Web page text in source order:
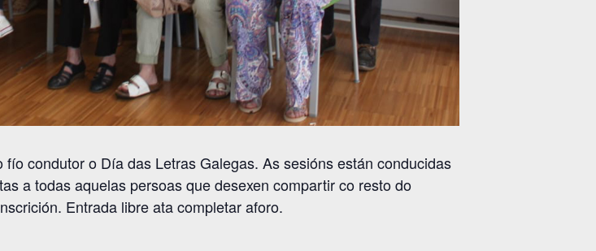
condutor o Día das Letras Galegas. As sesións están conducidas
a todas aquelas persoas que desexen compartir co resto do
Entrada libre ata completar aforo.